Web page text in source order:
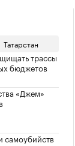
Татарстан
трассы
бюджетов
«Джем»
самоубийств